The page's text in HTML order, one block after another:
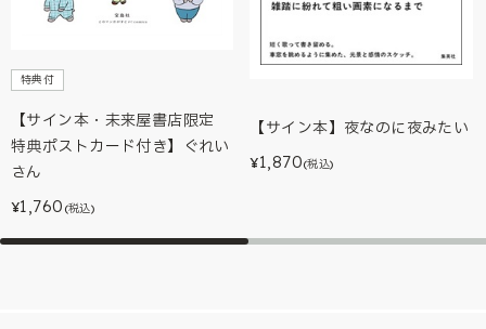
特典付
【サイン本・未来屋書店限定
特典ポストカード付き】ぐれい
さん
¥1,760 (税込)
【サイン本】夜なのに夜みたい
¥1,870(税込)